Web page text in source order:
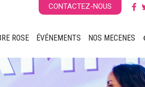
CONTACTEZ-NOUS
ROSE ÉVÉNEMENTS NOS MECENES